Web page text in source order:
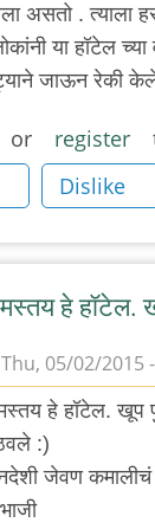
असतो . त्याला
या हॉटेल
जाऊन रेकी
or register
Dislike
हे हॉटेल.
Thu, 05/02/2015
हे हॉटेल. खूप
:)
जेवण